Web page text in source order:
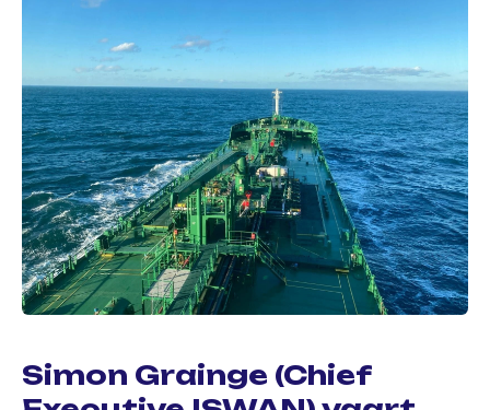
Simon Grainge (Chief